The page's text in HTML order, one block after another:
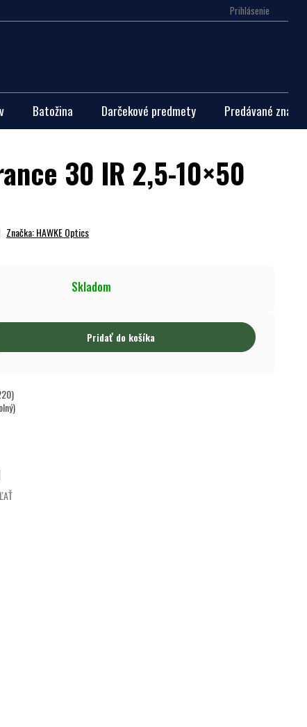
Prihlásenie
Batožina Darčekové predmety Predávané značky
30 IR 2,5-10×50
Značka:HAWKE Optics
Skladom
Pridať do košíka